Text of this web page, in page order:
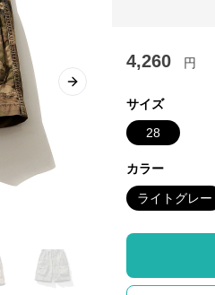
Next slide
4,260 円
サイズ
28
カラー
ライトグレー